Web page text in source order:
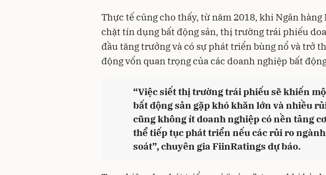
Thực tế cũng cho thấy, từ năm 2018, khi Ngân hàng
chặt tín dụng bất động sản, thị trường trái phiếu
đầu tăng trưởng và có sự phát triển bùng nổ và trở
động vốn quan trọng của các doanh nghiệp bất
“Việc siết thị trường trái phiếu sẽ khiến
bất động sản gặp khó khăn lớn và nhiều
cũng không ít doanh nghiệp có nền tảng
thể tiếp tục phát triển nếu các rủi ro
soát”, chuyên gia FiinRatings dự báo.